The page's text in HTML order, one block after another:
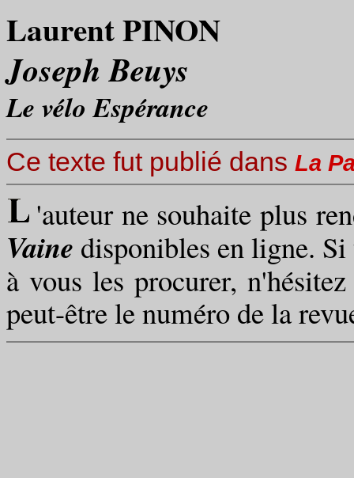
Laurent PINON
Joseph Beuys
Le vélo Espérance
Ce texte fut publié dans La
'auteur ne souhaite plus
Vaine disponibles en ligne.
à vous les procurer,
peut-être le numéro de la